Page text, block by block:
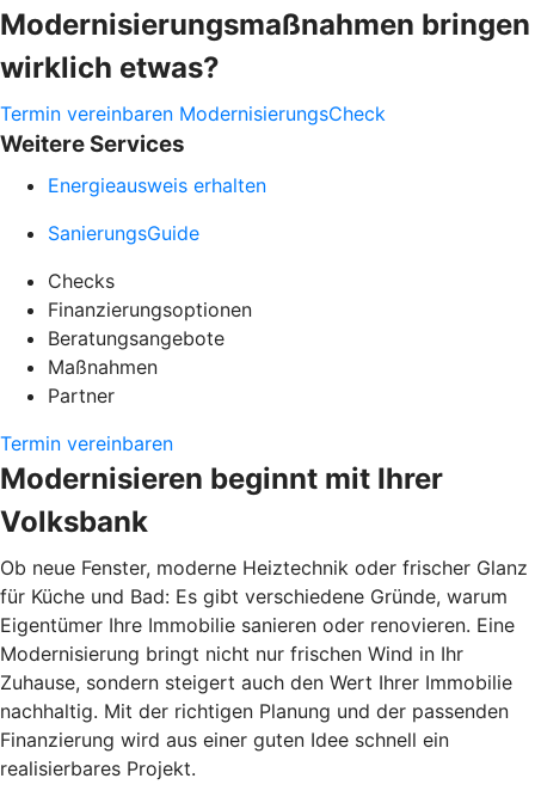
Modernisierungsmaßnahmen bringen
wirklich etwas?
Termin vereinbaren ModernisierungsCheck
Weitere Services
Energieausweis erhalten
SanierungsGuide
Checks
Finanzierungsoptionen
Beratungsangebote
Maßnahmen
Partner
Termin vereinbaren
Modernisieren beginnt mit Ihrer
Volksbank
Ob neue Fenster, moderne Heiztechnik oder frischer Glanz
für Küche und Bad: Es gibt verschiedene Gründe, warum
Eigentümer Ihre Immobilie sanieren oder renovieren. Eine
Modernisierung bringt nicht nur frischen Wind in Ihr
Zuhause, sondern steigert auch den Wert Ihrer Immobilie
nachhaltig. Mit der richtigen Planung und der passenden
Finanzierung wird aus einer guten Idee schnell ein
realisierbares Projekt.